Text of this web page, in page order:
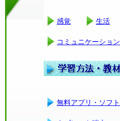
感覚 生活
コミュニケーション
無料アプリ・ソフト